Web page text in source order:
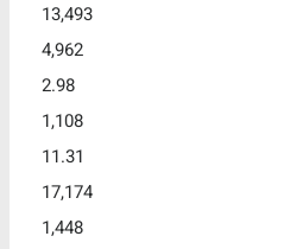
13,493
4,962
2.98
1,108
11.31
17,174
1,448